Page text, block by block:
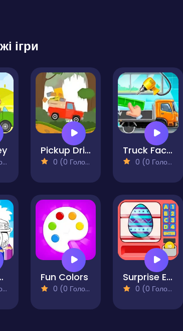
ігри
Pickup Driver
0 (0 Голосів)
Truck Factory for Kids
0 (0 Голосів)
For Kids Fun Colors
0 (0 Голосів)
Surprise Eggs Vending Machine
0 (0 Голосів)